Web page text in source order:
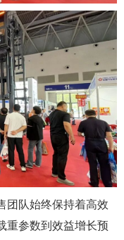
团队始终保持着高效
重参数到效益增长预